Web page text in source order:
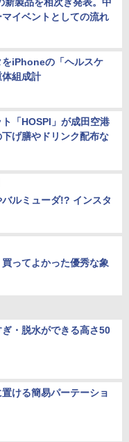
イベントとしての流れ
iPhoneの「ヘルスケ
組成計
「HOSPI」が成田空港
げ膳やドリンク配布な
ルミューダ!? インスタ
ってよかった優秀な象
・脱水ができる高さ50
ける簡易パーテーショ